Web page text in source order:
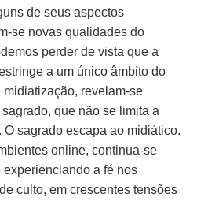
de seus aspectos
se novas qualidades do
perder de vista que a
a um único âmbito do
midiatização, revelam-se
que não se limita a
sagrado escapa ao midiático.
online, continua-se
a fé nos
culto, em crescentes tensões